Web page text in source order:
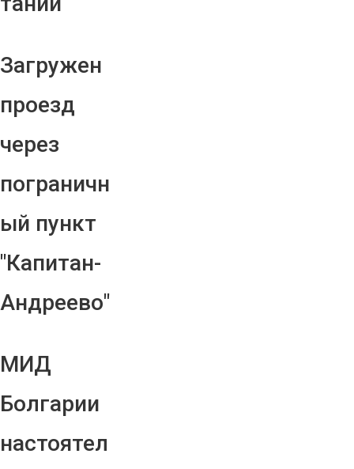
Загружен
проезд
через
пограничн
ый пункт
"Капитан-
Андреево"
МИД
Болгарии
настоятел